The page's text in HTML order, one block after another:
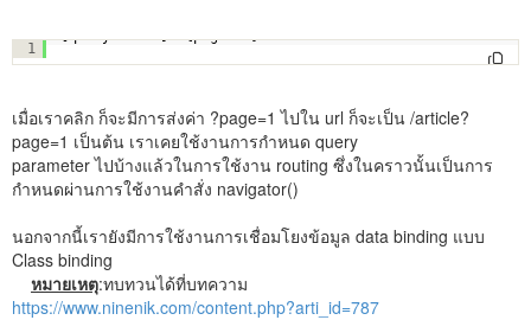
1
เมื่อเราคลิก ก็จะมีการส่งค่า ?page=1 ไปใน url ก็จะเป็น /article?
page=1 เป็นต้น เราเคยใช้งานการกำหนด query
parameter ไปบ้างแล้วในการใช้งาน routing ซึ่งในคราวนั้นเป็นการ
กำหนดผ่านการใช้งานคำสั่ง navigator()
นอกจากนี้เรายังมีการใช้งานการเชื่อมโยงข้อมูล data binding แบบ
Class binding
หมายเหตุ:ทบทวนได้ที่บทความ
https://www.ninenik.com/content.php?arti_id=787